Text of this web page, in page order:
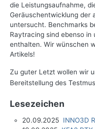
die Leistungsaufnahme,
Geräuschentwicklung der
untersucht. Benchmarks
Raytracing sind ebenso
enthalten. Wir wünschen
Artikels!
Zu guter Letzt wollen wir
Bereitstellung des
Lesezeichen
20.09.2025 INNO3D